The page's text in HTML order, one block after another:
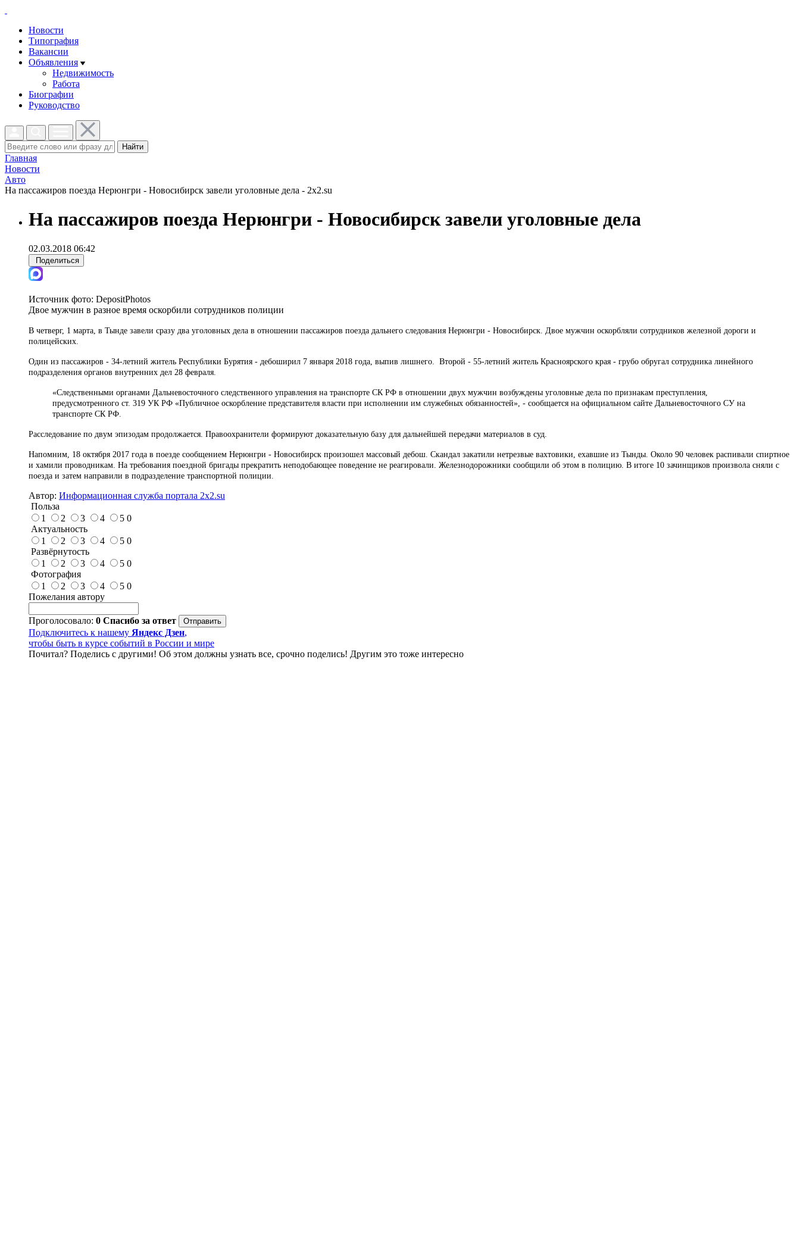
Новости
Типография
Вакансии
Объявления
Недвижимость
Работа
Биографии
Руководство
Найти
Главная
Новости
Авто
На пассажиров поезда Нерюнгри - Новосибирск завели уголовные дела - 2x2.su
На пассажиров поезда Нерюнгри - Новосибирск завели уголовные дела
02.03.2018 06:42
Поделиться
Источник фото: DepositPhotos
Двое мужчин в разное время оскорбили сотрудников полиции
В четверг, 1 марта, в Тынде завели сразу два уголовных дела в отношении пассажиров поезда дальнего следования Нерюнгри - Новосибирск. Двое мужчин оскорбляли сотрудников железной дороги и
полицейских.
Один из пассажиров - 34-летний житель Республики Бурятия - дебоширил 7 января 2018 года, выпив лишнего. Второй - 55-летний житель Красноярского края - грубо обругал сотрудника линейного
подразделения органов внутренних дел 28 февраля.
«Следственными органами Дальневосточного следственного управления на транспорте СК РФ в отношении двух мужчин возбуждены уголовные дела по признакам преступления,
предусмотренного ст. 319 УК РФ «Публичное оскорбление представителя власти при исполнении им служебных обязанностей», - сообщается на официальном сайте Дальневосточного СУ на
транспорте СК РФ.
Расследование по двум эпизодам продолжается. Правоохранители формируют доказательную базу для дальнейшей передачи материалов в суд.
Напомним, 18 октября 2017 года в поезде сообщением Нерюнгри - Новосибирск произошел массовый дебош. Скандал закатили нетрезвые вахтовики, ехавшие из Тынды. Около 90 человек распивали спиртное
и хамили проводникам. На требования поездной бригады прекратить неподобающее поведение не реагировали. Железнодорожники сообщили об этом в полицию. В итоге 10 зачинщиков произвола сняли с
поезда и затем направили в подразделение транспортной полиции.
Автор: Информационная служба портала 2x2.su
Польза
1
2 3 4 5 0
Актуальность
1
2 3 4 5 0
Развёрнутость
1
2 3 4 5 0
Фотография
1
2 3 4 5 0
Пожелания автору
Проголосовало: 0 Спасибо за ответ
Подключитесь к нашему Яндекс Дзен,
чтобы быть в курсе событий в России и мире
Почитал? Поделись с другими! Об этом должны узнать все, срочно поделись! Другим это тоже интересно